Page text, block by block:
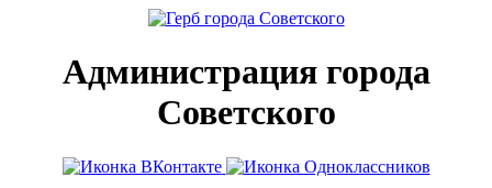
Администрация города
Советского